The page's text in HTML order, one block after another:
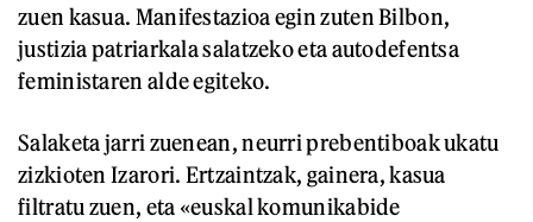
zuen kasua. Manifestazioa egin zuten Bilbon,
justizia patriarkala salatzeko eta autodefentsa
feministaren alde egiteko.
Salaketa jarri zuenean, neurri prebentiboak ukatu
zizkioten Izarori. Ertzaintzak, gainera, kasua
filtratu zuen, eta «euskal komunikabide